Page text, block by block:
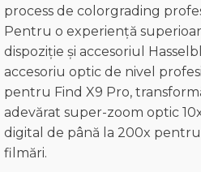
process de colorgrading
Pentru o experiență
dispoziție și accesoriul
accesoriu optic de nivel
pentru Find X9 Pro,
adevărat super-zoom optic
digital de până la 200x
filmări.